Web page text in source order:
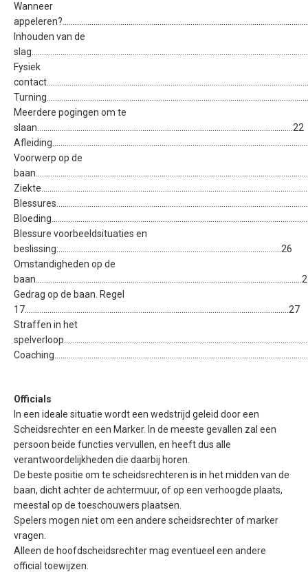
Wanneer
Inhouden van de
Fysiek
Meerdere pogingen om te
slaan............................................................................................................................22
Voorwerp op de
Blessure voorbeeldsituaties en
beslissing:............................................................................................................26
Omstandigheden op de
Gedrag op de baan. Regel
17................................................................................................................................27
Straffen in het
Officials
In een ideale situatie wordt een wedstrijd geleid door een
Scheidsrechter en een Marker. In de meeste gevallen zal een
persoon beide functies vervullen, en heeft dus alle
verantwoordelijkheden die daarbij horen.
De beste positie om te scheidsrechteren is in het midden van de
baan, dicht achter de achtermuur, of op een verhoogde plaats,
meestal op de toeschouwers plaatsen.
Spelers mogen niet om een andere scheidsrechter of marker
vragen.
Alleen de hoofdscheidsrechter mag eventueel een andere
official toewijzen.